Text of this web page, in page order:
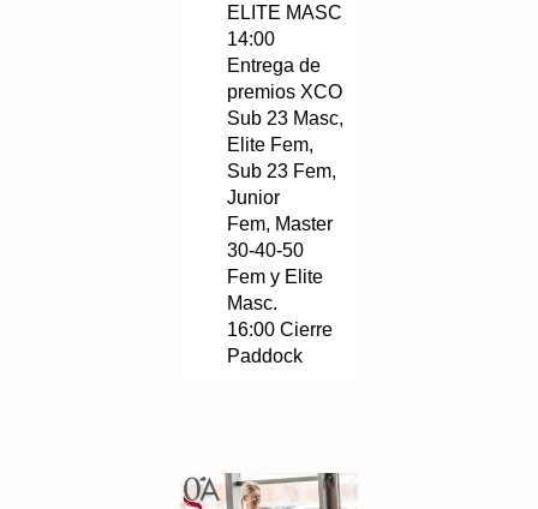
ELITE MASC
14:00
Entrega de
premios XCO
Sub 23 Masc,
Elite Fem,
Sub 23 Fem,
Junior
Fem, Master
30-40-50
Fem y Elite
Masc.
16:00 Cierre
Paddock